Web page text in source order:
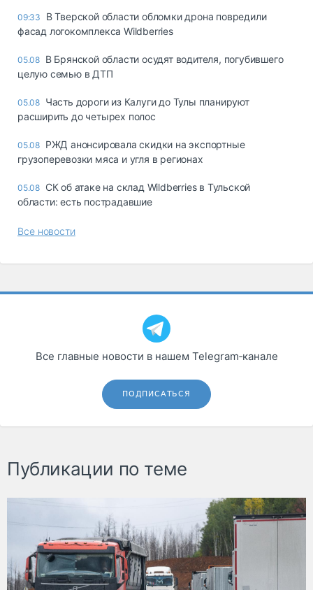
09:33
В Тверской области обломки дрона повредили
фасад логокомплекса Wildberries
05.08 В Брянской области осудят водителя, погубившего
целую семью в ДТП
05.08 Часть дороги из Калуги до Тулы планируют
расширить до четырех полос
05.08 РЖД анонсировала скидки на экспортные
грузоперевозки мяса и угля в регионах
05.08 СК об атаке на склад Wildberries в Тульской
области: есть пострадавшие
Все новости
Все главные новости в нашем Telegram‑канале
ПОДПИСАТЬСЯ
Публикации по теме